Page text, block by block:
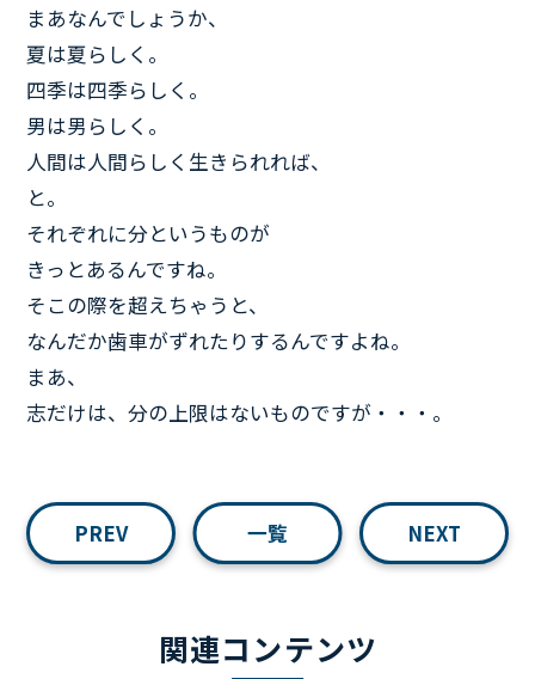
まあなんでしょうか、
夏は夏らしく。
四季は四季らしく。
男は男らしく。
人間は人間らしく生きられれば、
と。
それぞれに分というものが
きっとあるんですね。
そこの際を超えちゃうと、
なんだか歯車がずれたりするんですよね。
まあ、
志だけは、分の上限はないものですが・・・。
PREV 一覧 NEXT
関連コンテンツ